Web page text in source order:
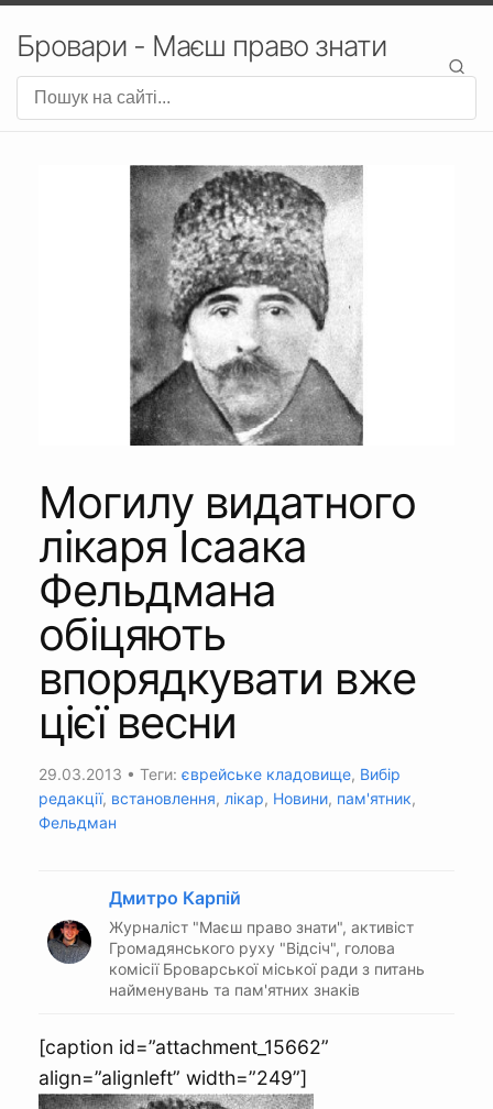
Бровари - Маєш право знати
Могилу видатного
лікаря Ісаака
Фельдмана
обіцяють
впорядкувати вже
цієї весни
29.03.2013 • Теги: єврейське кладовище, Вибір
редакції, встановлення, лікар, Новини, пам'ятник,
Фельдман
Дмитро Карпій
Журналіст "Маєш право знати", активіст
Громадянського руху "Відсіч", голова
комісії Броварської міської ради з питань
найменувань та пам'ятних знаків
[caption id=”attachment_15662”
align=”alignleft” width=”249”]